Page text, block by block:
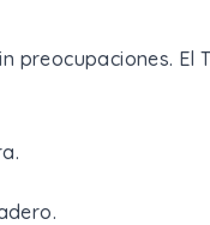
preocupaciones. El